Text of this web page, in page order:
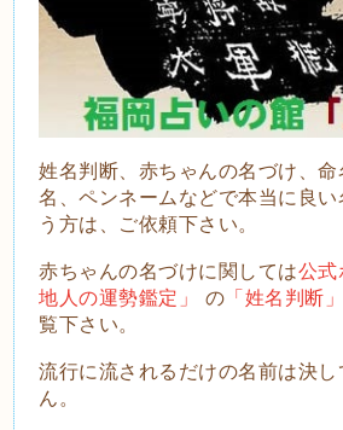
姓名判断、赤ちゃんの名づけ、
名、ペンネームなどで本当に良
う方は、ご依頼下さい。
赤ちゃんの名づけに関しては公式
地人の運勢鑑定」
の 「姓名判断
覧下さい。
流行に流されるだけの名前は決
ん。